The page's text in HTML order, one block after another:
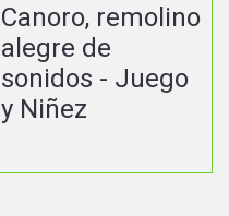
Canoro, remolino
alegre de
sonidos - Juego
y Niñez